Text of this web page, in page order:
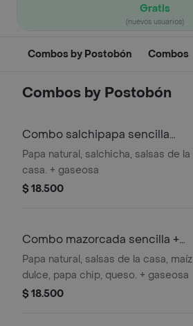
Gratis
(nuevos usuarios)
Combos by Postobón Combos
Combos by Postobón
Combo salchipapa sencilla
+colombiana250
Papa natural, salchicha, salsas de la
casa. + gaseosa
$ 18.500
Combo mazorcada sencilla +
gaseosa 250
Papa natural, salsas de la casa, maíz
dulce, papa chip, queso. + gaseosa
$ 18.500